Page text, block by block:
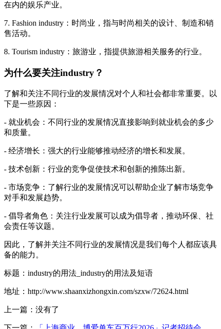
在内的娱乐产业。
7. Fashion industry：时尚业，指与时尚相关的设计、制造和销
售活动。
8. Tourism industry：旅游业，指提供旅游相关服务的行业。
为什么要关注industry？
了解和关注不同行业的发展情况对个人和社会都非常重要。以
下是一些原因：
- 就业机会：不同行业的发展情况直接影响到就业机会的多少
和质量。
- 经济增长：强大的行业能够推动经济的增长和发展。
- 技术创新：行业的竞争促使技术和创新的推陈出新。
- 市场竞争：了解行业的发展情况可以帮助企业了解市场竞争
对手和发展趋势。
- 倡导者角色：关注行业发展可以成为倡导者，推动环保、社
会责任等议题。
因此，了解并关注不同行业的发展情况是我们每个人都应该具
备的能力。
标题：industry的用法_industry的用法及短语
地址：http://www.shaanxizhongxin.com/szxw/72624.html
上一篇：没有了